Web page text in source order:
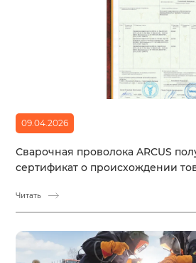
09.04.2026
Сварочная проволока ARCUS
сертификат о происхождении
Читать